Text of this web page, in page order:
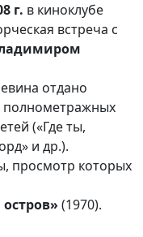
г. в киноклубе
встреча с
отдано
полнометражных
(«Где ты,
и др.).
просмотр которых
(1970).